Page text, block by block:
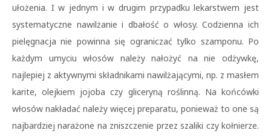
ułożenia. I w jednym i w drugim przypadku lekarstwem jest
systematyczne nawilżanie i dbałość o włosy. Codzienna ich
pielęgnacja nie powinna się ograniczać tylko szamponu. Po
każdym umyciu włosów należy nałożyć na nie odżywkę,
najlepiej z aktywnymi składnikami nawilżającymi, np. z masłem
karite, olejkiem jojoba czy gliceryną roślinną. Na końcówki
włosów nakładać należy więcej preparatu, ponieważ to one są
najbardziej narażone na zniszczenie przez szaliki czy kołnierze.